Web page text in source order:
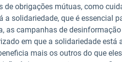
obrigações mútuas, como
a solidariedade, que é essencial
as campanhas de
em que a solidariedade está
mais os outros do que